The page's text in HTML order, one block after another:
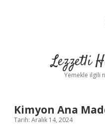
Lezzetli
Yemekle ilgili
Kimyon Ana
Tarih: Aralık 14, 2024